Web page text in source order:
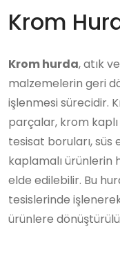
Krom
Krom hurda, atık
malzemelerin geri
işlenmesi sürecidir.
parçalar, krom
tesisat boruları, süs
kaplamalı ürünlerin
elde edilebilir. Bu
tesislerinde
ürünlere